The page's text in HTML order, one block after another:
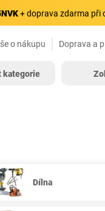
+ doprava zdarma při
o nákupu Doprava a
kategorie
Dílna